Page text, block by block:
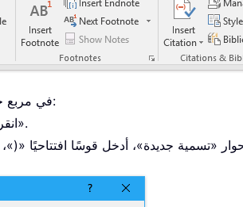
في مربع حوار التسمية التوضيحية:
انقر زر «تسمية جديدة».
«تسمية جديدة»، أدخل قوسًا افتتاحيًا